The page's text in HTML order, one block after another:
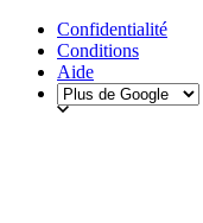
Confidentialité
Conditions
Aide